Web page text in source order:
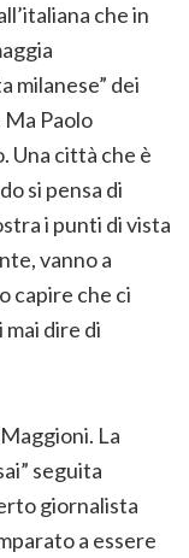
che in
milanese” dei
Paolo
Una città che è
si pensa di
i punti di vista
vanno a
capire che ci
dire di
La
seguita
giornalista
a essere